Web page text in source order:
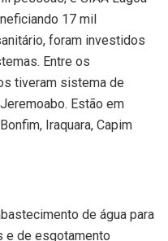
17 mil
foram investidos
Entre os
tiveram sistema de
Estão em
Iraquara, Capim
de água para
e de esgotamento